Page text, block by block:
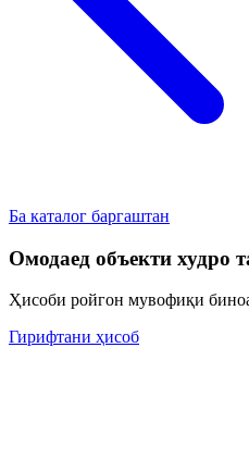
Ба каталог баргаштан
Омодаед объекти худро
Ҳисоби ройгон мувофиқи
Гирифтани ҳисоб